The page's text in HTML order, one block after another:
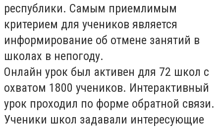
республики. Самым приемлимым
критерием для учеников является
информирование об отмене занятий в
школах в непогоду.
Онлайн урок был активен для 72 школ с
охватом 1800 учеников. Интерактивный
урок проходил по форме обратной связи.
Ученики школ задавали интересующие